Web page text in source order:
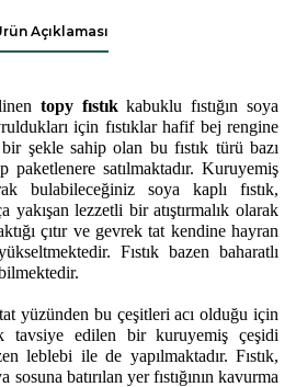
Açıklaması
topy fıstıkkabuklu fıstığın soya
için fıstıklar hafif bej rengine
şekle sahip olan bu fıstık türü bazı
paketlenere satılmaktadır. Kuruyemiş
bulabileceğiniz soya kaplı fıstık,
yakışan lezzetli bir atıştırmalık olarak
çıtır ve gevrek tat kendine hayran
Fıstık bazen baharatlı
yüzünden bu çeşitleri acı olduğu için
tavsiye edilen bir kuruyemiş çeşidi
leblebi ile de yapılmaktadır. Fıstık,
batırılan yer fıstığının kavurma